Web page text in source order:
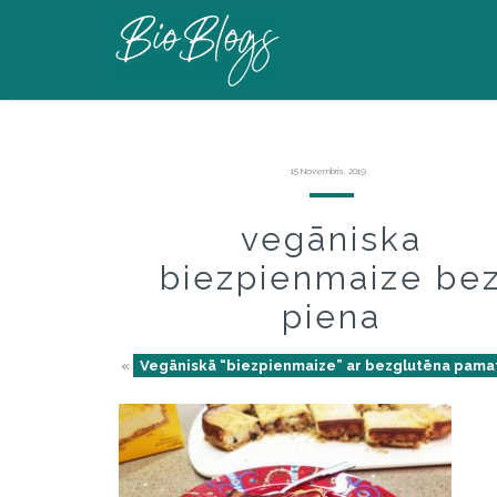
15 Novembris, 2019
vegāniska
biezpienmaize bez
piena
« Vegāniskā “biezpienmaize” ar bezglutēna